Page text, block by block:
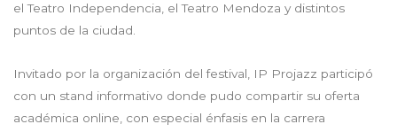
el Teatro Independencia, el Teatro Mendoza y distintos
puntos de la ciudad.
Invitado por la organización del festival, IP Projazz participó
con un stand informativo donde pudo compartir su oferta
académica online, con especial énfasis en la carrera